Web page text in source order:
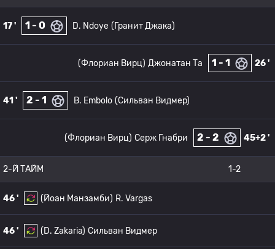
17 ' 1 - 0 D. Ndoye (Гранит Джака)
26 '
1 - 1
Джонатан Та
(Флориан Вирц)
41 ' 2 - 1 B. Embolo (Сильван Видмер)
45+2 '
2 - 2
Серж Гнабри
(Флориан Вирц)
2-Й ТАЙМ 1-2
46 ' (Йоан Манзамби) R. Vargas
46 ' (D. Zakaria) Сильван Видмер